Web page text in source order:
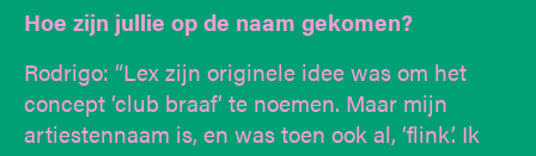
Hoe zijn jullie op de naam gekomen?
Rodrigo: “Lex zijn originele idee was om het
concept ‘club braaf’ te noemen. Maar mijn
artiestennaam is, en was toen ook al, ‘flink’. Ik